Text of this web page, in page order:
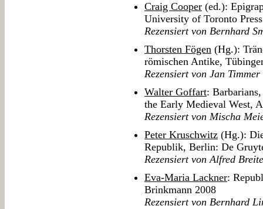
Craig Cooper (ed.):
University of Toronto
Rezensiert von Bernhard
Thorsten Fögen (Hg.):
römischen Antike,
Rezensiert von Jan Timmer
Walter Goffart:
the Early Medieval West,
Rezensiert von Mischa
Peter Kruschwitz (Hg.):
Republik, Berlin: De
Rezensiert von Alfred
Eva-Maria Lackner:
Brinkmann 2008
Rezensiert von Bernhard